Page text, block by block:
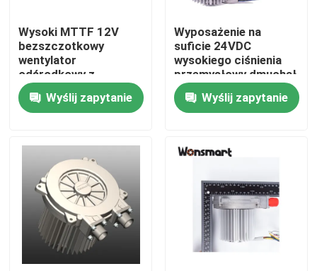
Skontaktuj się z nami
Nowości
Sprawy
Poproś o wycenę
Przemysłowe dmuchawy powietrzne
Wysoki MTTF 12V
bezszczotkowy
wentylator
odśrodkowy z
wewnętrznym
sterownikiem i izolacją
klasy F
Wyślij zapytanie
Wyposażenie na
suficie 24VDC
wysokiego ciśnienia
przemysłowy dmuchał
powietrza z
trójfazowym silnikiem
bez szczotek
Wyślij zapytanie